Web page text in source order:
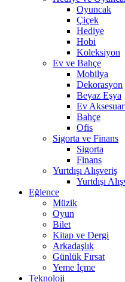
Oyuncak
Çiçek
Hediye
Hobi
Koleksiyon
Ev ve Bahçe
Mobilya
Dekorasyon
Beyaz Eşya
Ev
Bahçe
Ofis
Sigorta ve Finans
Sigorta
Finans
Yurtdışı Alışveriş
Yurtdışı
Eğlence
Müzik
Oyun
Bilet
Kitap ve Dergi
Arkadaşlık
Günlük Fırsat
Yeme İçme
Teknoloji